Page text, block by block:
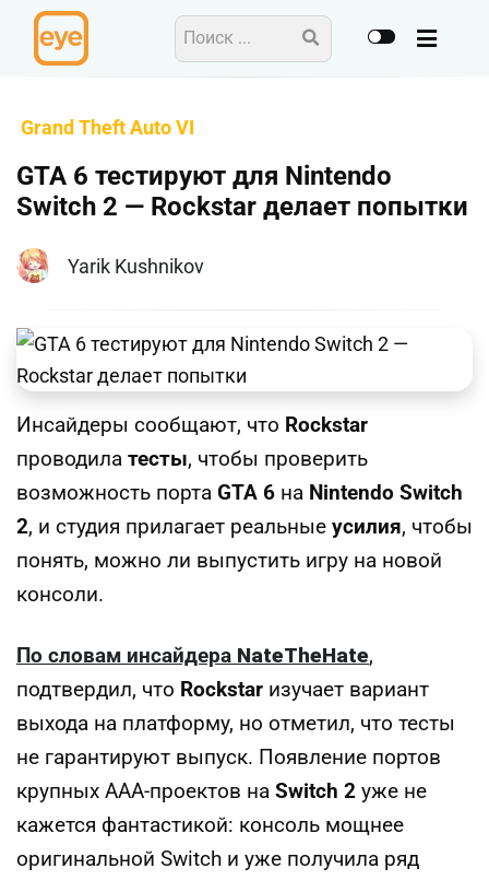
Grand Theft Auto VI
GTA 6 тестируют для Nintendo
Switch 2 — Rockstar делает попытки
Yarik Kushnikov
Инсайдеры сообщают, что Rockstar
проводила тесты, чтобы проверить
возможность порта GTA 6 на Nintendo Switch
2, и студия прилагает реальные усилия, чтобы
понять, можно ли выпустить игру на новой
консоли.
По словам инсайдера NateTheHate,
подтвердил, что Rockstar изучает вариант
выхода на платформу, но отметил, что тесты
не гарантируют выпуск. Появление портов
крупных ААА‑проектов на Switch 2 уже не
кажется фантастикой: консоль мощнее
оригинальной Switch и уже получила ряд